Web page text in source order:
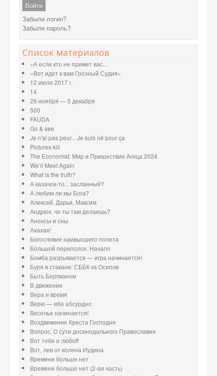
Войти
Забыли логин?
Забыли пароль?
Список материалов
«А если кто не примет вас...
«Вот идет к вам Грозный Судия»
12 июля 2017 г.
14
29 ноября — 5 декабря
500
FAUDA
Go & see
Je n'ai pas peur... Je suis né pour ça
Pictures kill
The Economist. Мир и Пришествие Агнца 2024
We’ll Meet Again
What is the truth?
А казачок-то... засланный?
А любим ли мы Бога?
Алексей, Дарья, Максим
Андрюх, чо ты там делаешь?
Анонсы и сны
Ахахах!
Богословие наивысшего полета
Большой переполох. Начало
Бомба разрывается — игра начинается!
Буря в стакане: СББК vs Осипов
Быть Бергманом
В движении
Вера и время
Верю — ибо абсурдно
Веселье начинается!
Воздвижение Креста Господня
Вопрос. О сути досинодального Православия
Вот тебе и любоff
Вот, лев от колена Иудина
Времени больше нет
Времени больше нет (2-ая часть)